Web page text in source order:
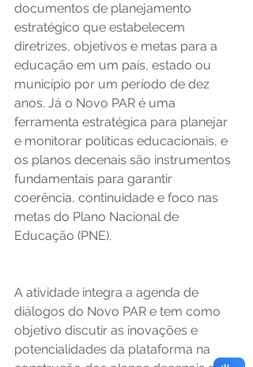
documentos de planejamento
estratégico que estabelecem
diretrizes, objetivos e metas para a
educação em um país, estado ou
município por um período de dez
anos. Já o Novo PAR é uma
ferramenta estratégica para planejar
e monitorar políticas educacionais, e
os planos decenais são instrumentos
fundamentais para garantir
coerência, continuidade e foco nas
metas do Plano Nacional de
Educação (PNE).
A atividade integra a agenda de
diálogos do Novo PAR e tem como
objetivo discutir as inovações e
potencialidades da plataforma na